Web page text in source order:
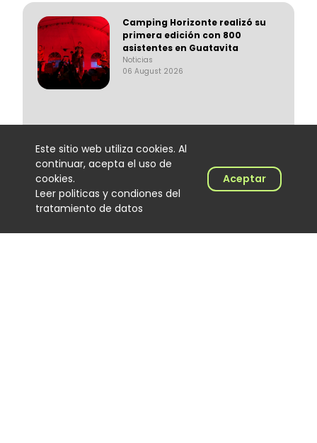
Camping Horizonte realizó su
primera edición con 800
asistentes en Guatavita
Noticias
06 August 2026
Este sitio web utiliza cookies. Al
continuar, acepta el uso de
cookies.
Leer politicas y condiones del
tratamiento de datos
Aceptar